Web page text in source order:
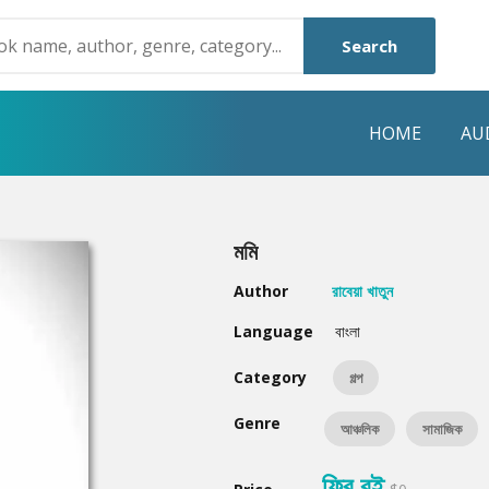
Search
HOME
Humayun Ahmed
Mouri Morium
মমি
Author
রাবেয়া খাতুন
Language
বাংলা
Category গল্প
Genre আঞ্চলিক সামাজিক